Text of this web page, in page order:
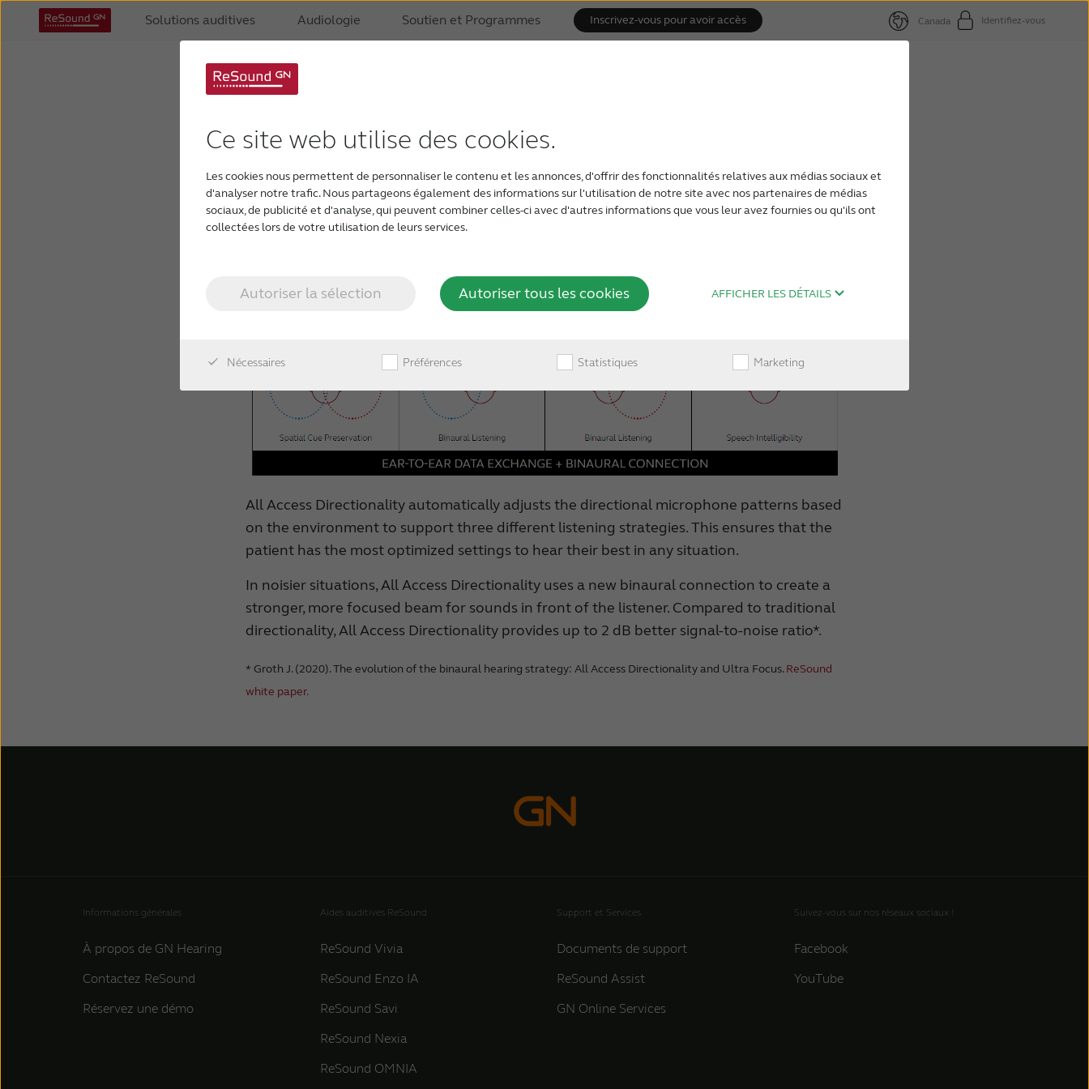
Ce site web utilise des cookies.
Les cookies nous permettent de personnaliser le contenu et les annonces, d'offrir des fonctionnalités relatives aux médias sociaux et
d'analyser notre trafic. Nous partageons également des informations sur l'utilisation de notre site avec nos partenaires de médias
sociaux, de publicité et d'analyse, qui peuvent combiner celles-ci avec d'autres informations que vous leur avez fournies ou qu'ils ont
collectées lors de votre utilisation de leurs services.
Autoriser la sélection Autoriser tous les cookies AFFICHER LES DÉTAILS
Nécessaires Préférences Statistiques Marketing
Solutions auditives Audiologie Soutien et Programmes Inscrivez-vous pour avoir accès Canada Identifiez-vous
All Access Directionality
Role
strategy.
End user benefit
All Access Directionality automatically adjusts the directional microphone patterns based
on the environment to support three different listening strategies. This ensures that the
patient has the most optimized settings to hear their best in any situation.
In noisier situations, All Access Directionality uses a new binaural connection to create a
stronger, more focused beam for sounds in front of the listener. Compared to traditional
directionality, All Access Directionality provides up to 2 dB better signal-to-noise ratio*.
* Groth J. (2020). The evolution of the binaural hearing strategy: All Access Directionality and Ultra Focus.ReSound
white paper.
Informations générales
À propos de GN Hearing
Contactez ReSound
Réservez une démo
Aides auditives ReSound
ReSound Vivia
ReSound Enzo IA
ReSound Savi
ReSound Nexia
ReSound OMNIA
Support et Services
Documents de support
ReSound Assist
GN Online Services
Suivez-vous sur nos réseaux sociaux !
Facebook
YouTube